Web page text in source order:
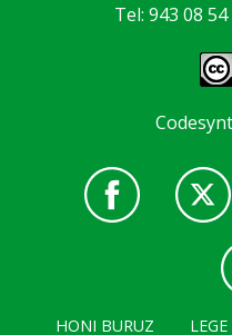
Tel: 943 08 54
HONI BURUZ